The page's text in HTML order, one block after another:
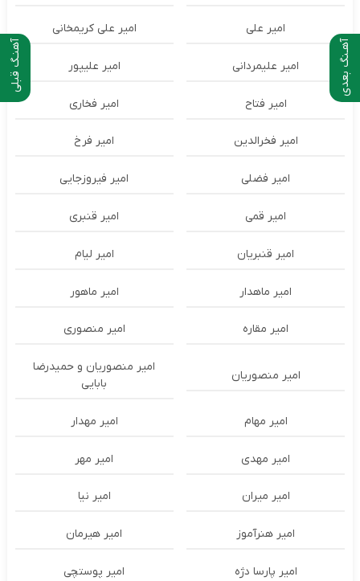
آهنـگ قبلی آهـنگ بعدی
امیر علی امیر علی کریمخانی
امیر علیمردانی امیر علیپور
امیر فتاح امیر فخاری
امیر فخرالدین امیر فرخ
امیر فضلی امیر فیروزجایی
امیر قمی امیر قنبری
امیر قنبریان امیر لیام
امیر ماهدار امیر ماهور
امیر مقاره امیر منصوری
امیر منصوریان
امیر منصوریان و حمیدرضا
بابایی
امیر مهام امیر مهدار
امیر مهدی امیر مهر
امیر میران امیر نیا
امیر هنرآموز امیر هیرمان
امیر پارسا دژه امیر پوستچی